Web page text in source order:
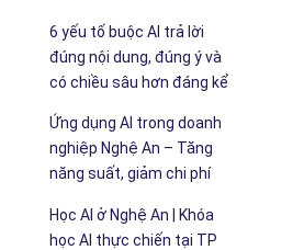
6 yếu tố buộc AI trả lời
đúng nội dung, đúng ý và
có chiều sâu hơn đáng kể
Ứng dụng AI trong doanh
nghiệp Nghệ An – Tăng
năng suất, giảm chi phí
Học AI ở Nghệ An | Khóa
học AI thực chiến tại TP